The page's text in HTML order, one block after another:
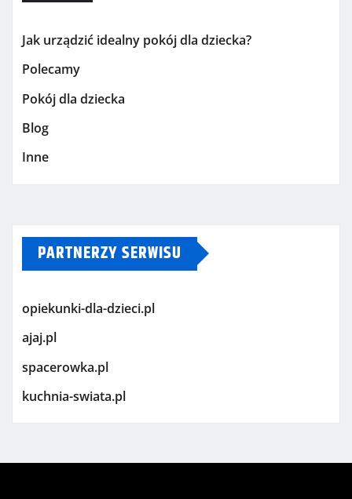
Jak urządzić idealny pokój dla dziecka?
Polecamy
Pokój dla dziecka
Blog
Inne
PARTNERZY SERWISU
opiekunki-dla-dzieci.pl
ajaj.pl
spacerowka.pl
kuchnia-swiata.pl